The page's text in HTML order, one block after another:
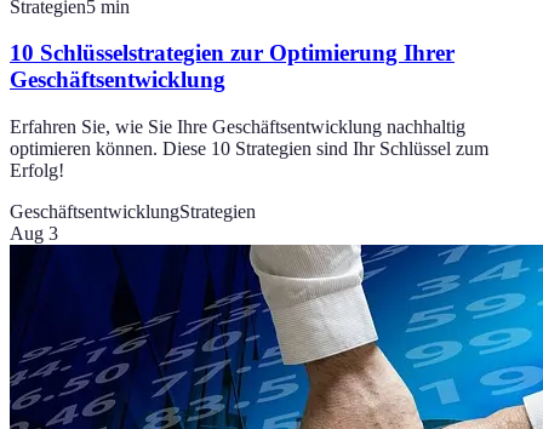
Strategien5 min
10 Schlüsselstrategien zur Optimierung Ihrer
Geschäftsentwicklung
Erfahren Sie, wie Sie Ihre Geschäftsentwicklung nachhaltig
optimieren können. Diese 10 Strategien sind Ihr Schlüssel zum
Erfolg!
GeschäftsentwicklungStrategien
Aug 3